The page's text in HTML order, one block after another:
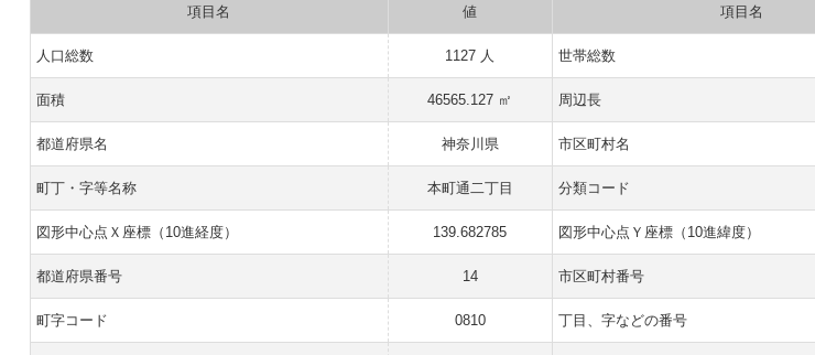
項目名 値 項目名
人口総数 1127 人 世帯総数
面積 46565.127 ㎡ 周辺長
都道府県名 神奈川県 市区町村名
町丁・字等名称 本町通二丁目 分類コード
図形中心点Ｘ座標（10進経度） 139.682785 図形中心点Ｙ座標（10進緯度）
都道府県番号 14 市区町村番号
町字コード 0810 丁目、字などの番号